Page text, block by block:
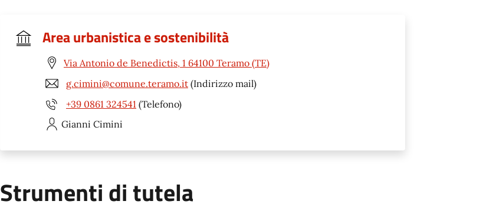
Area urbanistica e sostenibilità
Via Antonio de Benedictis, 1 64100 Teramo (TE)
g.cimini@comune.teramo.it (Indirizzo mail)
+39 0861 324541 (Telefono)
Gianni Cimini
Strumenti di tutela